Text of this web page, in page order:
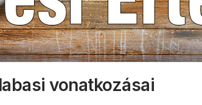
vonatkozásai